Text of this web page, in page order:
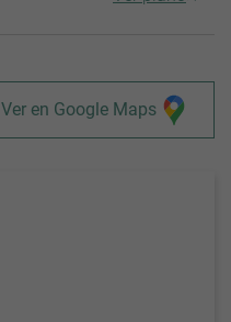
Ver en Google Maps